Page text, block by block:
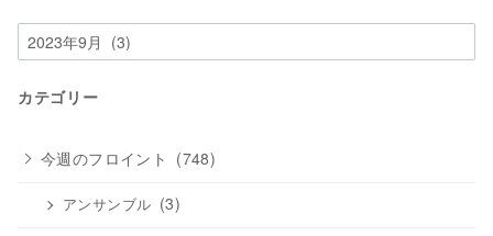
ア
ー
イ
カテゴリー
今週のフロイント (748)
アンサンブル (3)